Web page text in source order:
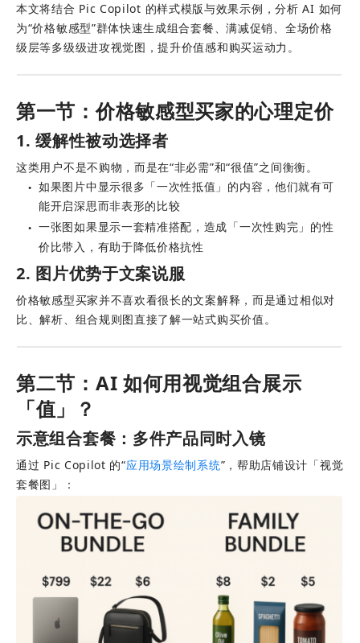
本文将结合 Pic Copilot 的样式模版与效果示例，分析 AI 如何
为“价格敏感型”群体快速生成组合套餐、满减促销、全场价格
级层等多级级进攻视觉图，提升价值感和购买运动力。
第一节：价格敏感型买家的心理定价
1. 缓解性被动选择者
这类用户不是不购物，而是在“非必需”和“很值”之间衡衡。
●
如果图片中显示很多「一次性抵值」的内容，他们就有可
能开启深思而非表形的比较
●
一张图如果显示一套精准搭配，造成「一次性购完」的性
价比带入，有助于降低价格抗性
2. 图片优势于文案说服
价格敏感型买家并不喜欢看很长的文案解释，而是通过相似对
比、解析、组合规则图直接了解一站式购买价值。
第二节：AI 如何用视觉组合展示
「值」？
示意组合套餐：多件产品同时入镜
通过 Pic Copilot 的“应用场景绘制系统”，帮助店铺设计「视觉
套餐图」：